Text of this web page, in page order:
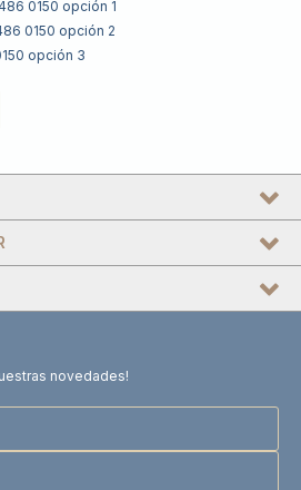
0150 opción 1
0150 opción 2
opción 3
novedades!